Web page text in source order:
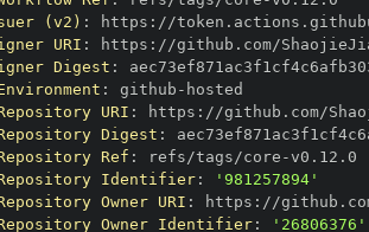
(v2) : https :
URI : https : //github.com/
Digest :
: github -
URI : https :
Digest :
Ref : refs/tags/core -
Repository Identifier:
'981257894'
Owner URI : https :
Owner Identifier: '26806376'